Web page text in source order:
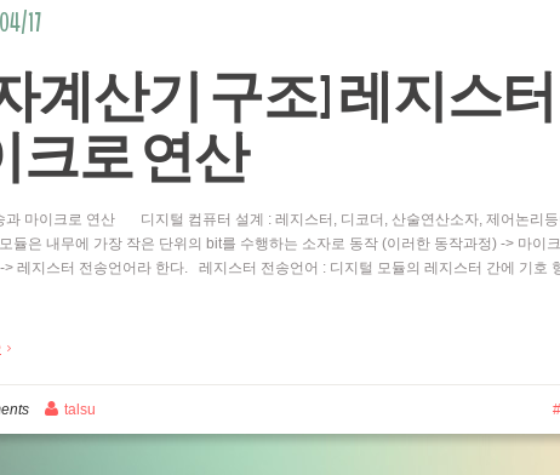
계산기 구조] 레지스
크로 연산
과 마이크로 연산 디지털 컴퓨터 설계 : 레지스터, 디코더, 산술연산소자, 제어논리
듈은 내무에 가장 작은 단위의 bit를 수행하는 소자로 동작 (이러한 동작과정) -> 마이
> 레지스터 전송언어라 한다. 레지스터 전송언어 : 디지털 모듈의 레지스터 간에 기호
17
talsu